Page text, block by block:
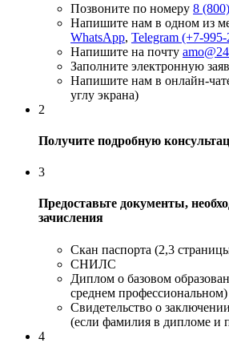
Позвоните по номеру 8
Напишите нам в одном из
WhatsApp, Telegram (+7-
Напишите на почту
Заполните электронную
Напишите нам в онлайн-
углу экрана)
2
Получите подробную
3
Предоставьте документы,
зачисления
Скан паспорта (2,3
СНИЛС
Диплом о базовом
среднем профессиональном)
Свидетельство о
(если фамилия в дипломе и
4